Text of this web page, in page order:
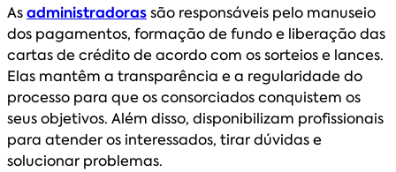
Asadministradorassão responsáveis pelo manuseio
dos pagamentos, formação de fundo e liberação das
cartas de crédito de acordo com os sorteios e lances.
Elas mantêm a transparência e a regularidade do
processo para que os consorciados conquistem os
seus objetivos. Além disso, disponibilizam profissionais
para atender os interessados, tirar dúvidas e
solucionar problemas.